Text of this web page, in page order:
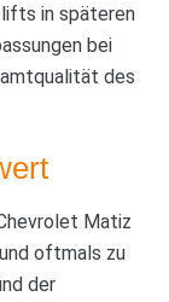
in späteren
bei
des
Matiz
oftmals zu
der